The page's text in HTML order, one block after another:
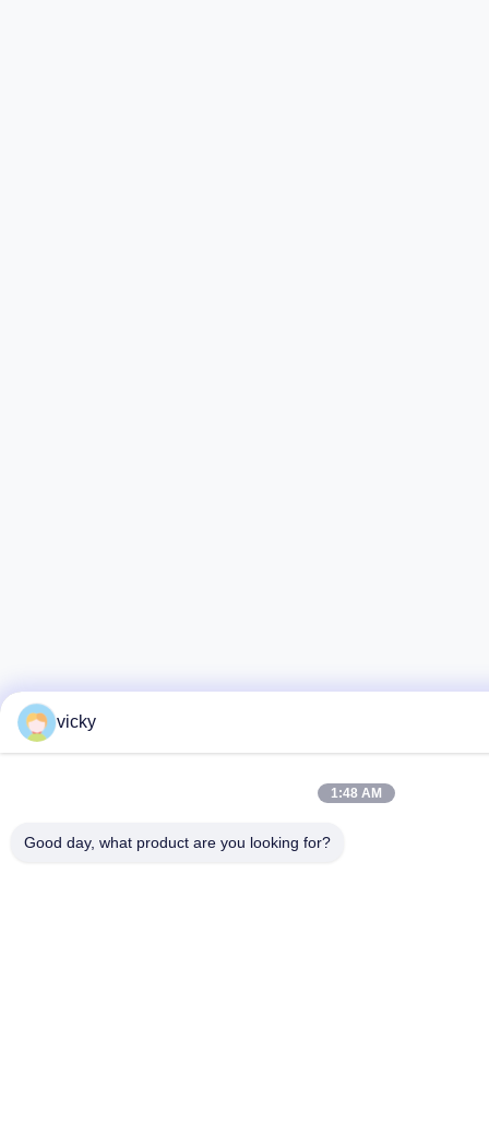
vicky
1:48 AM
Good day, what product are you looking for?